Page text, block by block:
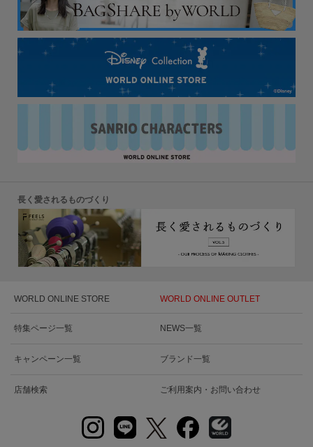
長く愛されるものづくり
WORLD ONLINE STORE WORLD ONLINE OUTLET
特集ページ一覧 NEWS一覧
キャンペーン一覧 ブランド一覧
店舗検索 ご利用案内・お問い合わせ